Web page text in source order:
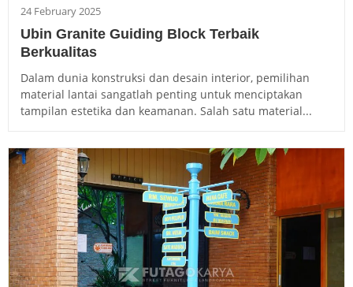
24 February 2025
Ubin Granite Guiding Block Terbaik
Berkualitas
Dalam dunia konstruksi dan desain interior, pemilihan
material lantai sangatlah penting untuk menciptakan
tampilan estetika dan keamanan. Salah satu material...